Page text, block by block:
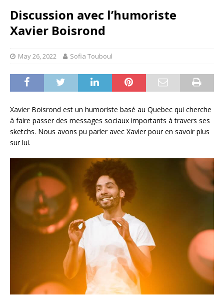
Discussion avec l’humoriste
Xavier Boisrond
May 26, 2022 Sofia Touboul
Xavier Boisrond est un humoriste basé au Quebec qui cherche
à faire passer des messages sociaux importants à travers ses
sketchs. Nous avons pu parler avec Xavier pour en savoir plus
sur lui.